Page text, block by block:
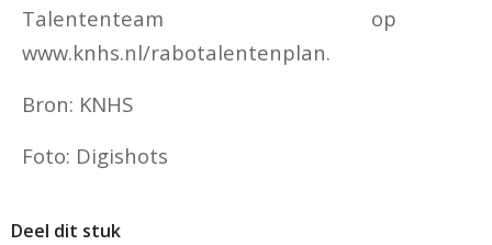
Talententeam op
www.knhs.nl/rabotalentenplan.
Bron: KNHS
Foto: Digishots
Deel dit stuk